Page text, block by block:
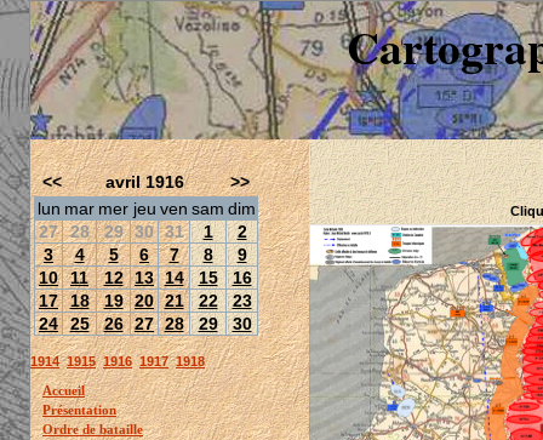
<< avril 1916
>>
lun mar mer jeu ven sam dim
27 28 29 30 31 1
2
3
4 5 6 7 8
9
10
11 12 13 14 15
16
17 18 19 20 21 22
23
24 25 26 27 28 29 30
1914 1915 1916 1917 1918
Accueil
Présentation
Ordre de bataille